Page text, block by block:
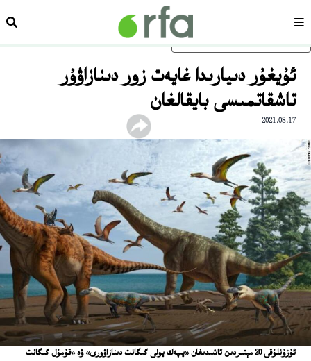
ئاساسلىق مەزمۇنغا ئاتلاڭسەھىپە
ئۇيغۇر دىيارىدا غايەت زور دىنازاۋۇر
تاشقاتمىسى بايقالغان
2021.08.17
ئۇزۇنلۇقى 20 مېتىردىن ئاشىدىغان «يىپەك يولى گىگانت دىنازاۋورى» ۋە «قۇمۇل گىگانت